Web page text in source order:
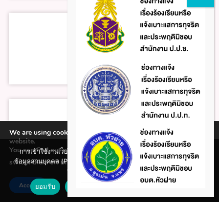
We are using cookies to give you the best experience on our
website.
You can find out more about which cookies we are using or
switch them off in
settings.
Accept
การเข้าใช้งานเว็บไซต์แห่งนี้ถือว่าท่านรับทราบใน นโยบายคุ้มครอง
ข้อมูลส่วนบุคคล (Privacy policy) และ นโยบายคุกกี้ (Cookie policy)
ที่ทางหน่วยงานได้จัดทำขึ้นแล้ว
ยอมรับ